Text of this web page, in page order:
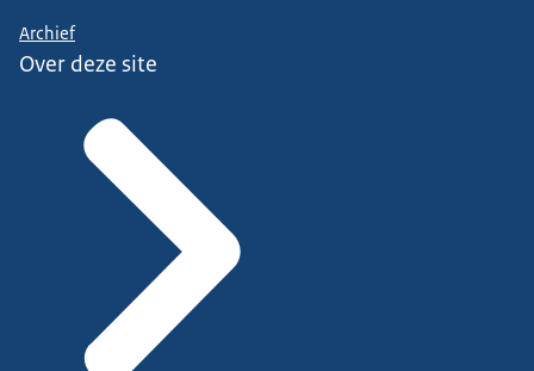
Archief
Over deze site